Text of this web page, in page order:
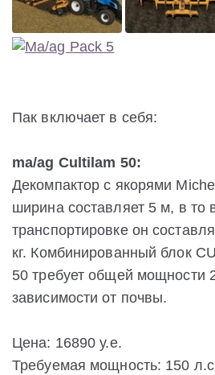
Пак включает в себя:
ma/ag Cultilam 50:
Декомпактор с якорями
ширина составляет 5 м, в то
транспортировке он
кг. Комбинированный блок
50 требует общей мощности
зависимости от почвы.
Цена: 16890 у.е.
Требуемая мощность: 150